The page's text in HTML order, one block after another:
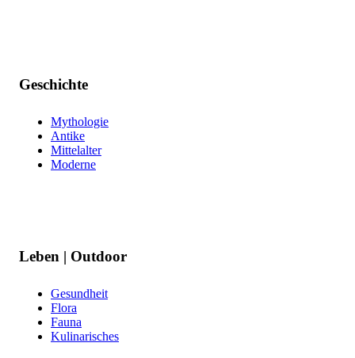
Geschichte
Mythologie
Antike
Mittelalter
Moderne
Leben | Outdoor
Gesundheit
Flora
Fauna
Kulinarisches